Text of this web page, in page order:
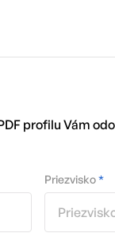
profilu Vám
Priezvisko*